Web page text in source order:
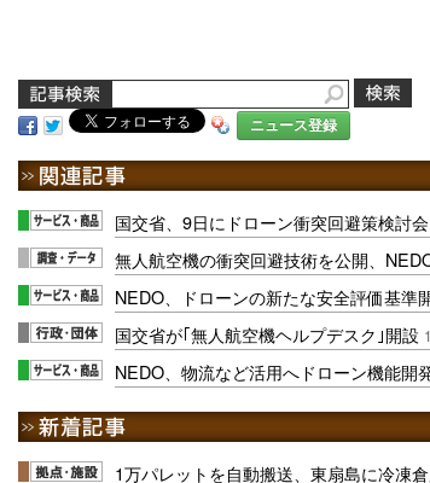
ニュース登録
国交省、9日にドローン衝突回避策検討会
無人航空機の衝突回避技術を公開、
NEDO、ドローンの新たな安全評価基準
国交省が｢無人航空機ヘルプデスク｣開設
NEDO、物流など活用へドローン機能開
1万パレットを自動搬送、東扇島に冷凍